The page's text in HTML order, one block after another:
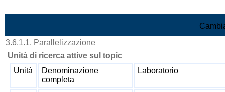
3.6.1.1. Parallelizzazione
Unità di ricerca attive sul topic
Unità
Denominazione
completa
Laboratorio